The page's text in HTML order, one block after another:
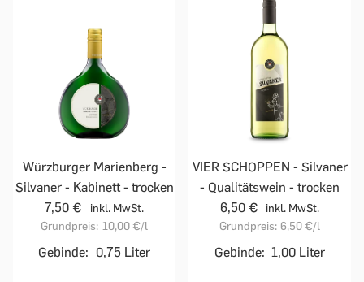
Würzburger Marienberg -
Silvaner - Kabinett - trocken
7,50 €
inkl. MwSt.
Grundpreis: 10,00 €/l
Gebinde: 0,75 Liter
VIER SCHOPPEN - Silvaner
- Qualitätswein - trocken
6,50 €
inkl. MwSt.
Grundpreis: 6,50 €/l
Gebinde: 1,00 Liter